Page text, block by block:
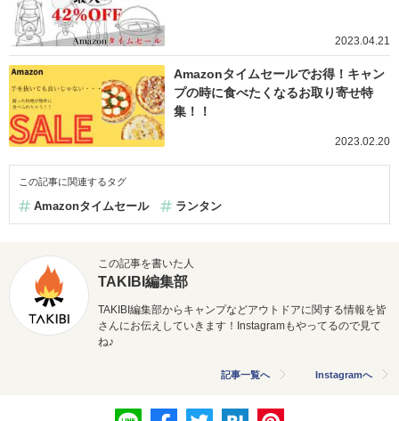
2023.04.21
Amazonタイムセールでお得！キャン
プの時に食べたくなるお取り寄せ特
集！！
2023.02.20
この記事に関連するタグ
Amazonタイムセール ランタン
この記事を書いた人
TAKIBI編集部
TAKIBI編集部からキャンプなどアウトドアに関する情報を皆
さんにお伝えしていきます！Instagramもやってるので見て
ね♪
記事一覧へ Instagramへ